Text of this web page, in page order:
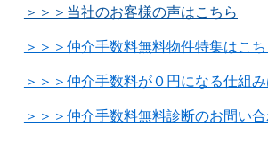
＞＞＞当社のお客様の声はこちら
＞＞＞仲介手数料無料物件特集はこち
＞＞＞仲介手数料が０円になる仕組
＞＞＞仲介手数料無料診断のお問い